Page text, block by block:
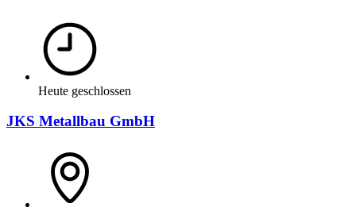
Heute geschlossen
JKS Metallbau GmbH